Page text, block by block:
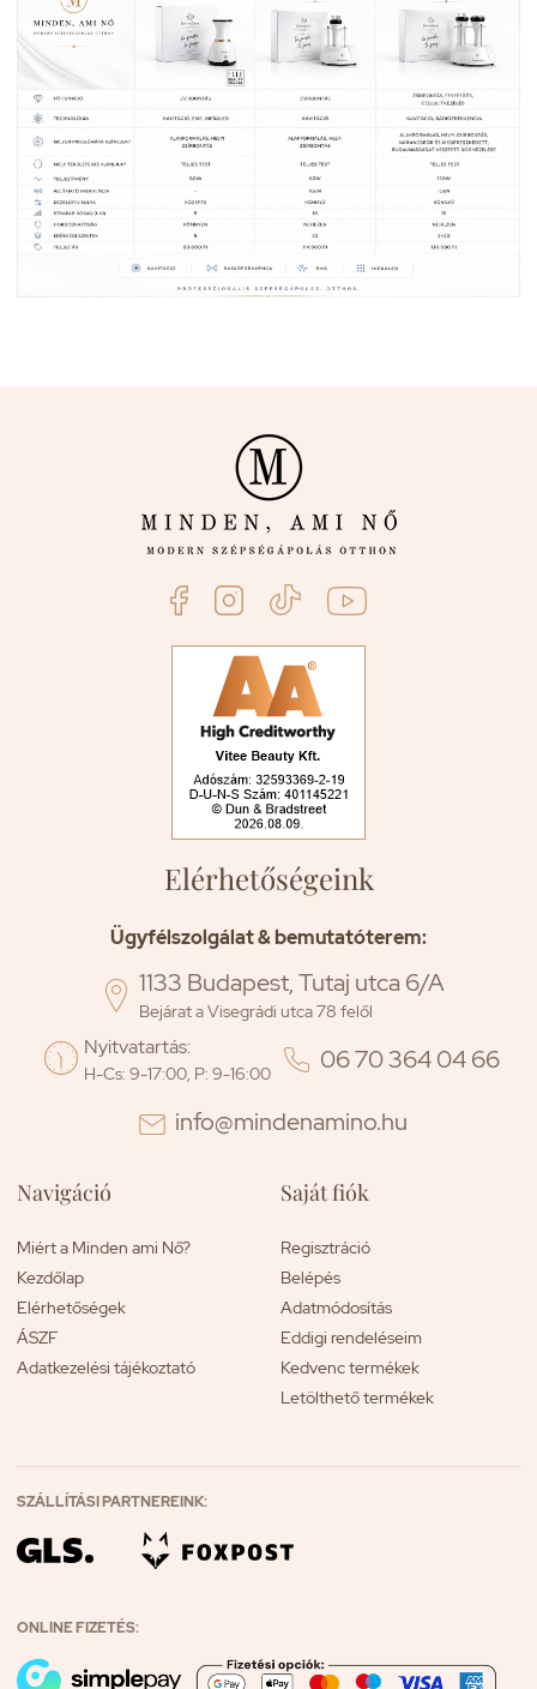
Elérhetőségeink
Ügyfélszolgálat & bemutatóterem:
 1133 Budapest, Tutaj utca 6/A
Bejárat a Visegrádi utca 78 felől
 Nyitvatartás:
H-Cs: 9-17:00, P: 9-16:00
06 70 364 04 66
info@mindenamino.hu
Navigáció
Miért a Minden ami Nő?
Kezdőlap
Elérhetőségek
ÁSZF
Adatkezelési tájékoztató
Saját fiók
Regisztráció
Belépés
Adatmódosítás
Eddigi rendeléseim
Kedvenc termékek
Letölthető termékek
SZÁLLÍTÁSI PARTNEREINK:
ONLINE FIZETÉS: